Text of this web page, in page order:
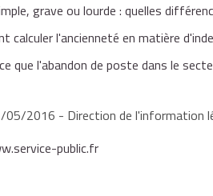
grave ou lourde : quelles
calculer l'ancienneté en matière
que l'abandon de poste dans le
05/2016 - Direction de l'information